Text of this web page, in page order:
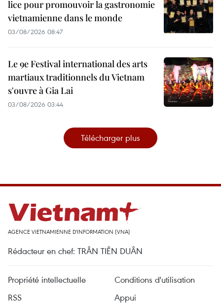
lice pour promouvoir la gastronomie
vietnamienne dans le monde
03/08/2026 08:47
Le 9e Festival international des arts
martiaux traditionnels du Vietnam
s'ouvre à Gia Lai
03/08/2026 03:44
Télécharger plus
AGENCE VIETNAMIENNE D'INFORMATION (VNA)
Rédacteur en chef: TRÂN TIÊN DUÂN
Propriété intellectuelle
Conditions d'utilisation
RSS
Appui